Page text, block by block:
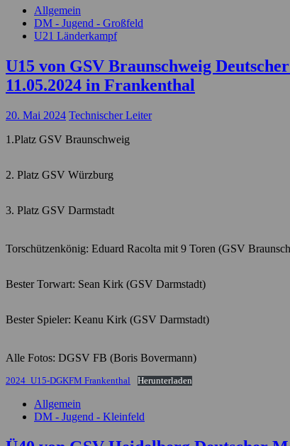
Allgemein
DM - Jugend - Großfeld
U21 Länderkampf
U15 von GSV Braunschweig
11.05.2024 in Frankenthal
20. Mai 2024 Technischer Leiter
1.Platz GSV Braunschweig
2. Platz GSV Würzburg
3. Platz GSV Darmstadt
Torschützenkönig: Eduard Racolta mit 9 Toren (GSV
Bester Torwart: Sean Kirk (GSV Darmstadt)
Bester Spieler: Keanu Kirk (GSV Darmstadt)
Alle Fotos: DGSV FB (Boris Bovermann)
2024_U15-DGKFM Frankenthal Herunterladen
Allgemein
DM - Jugend - Kleinfeld